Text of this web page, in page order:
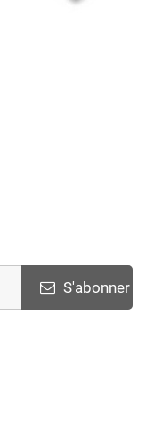
S'abonner